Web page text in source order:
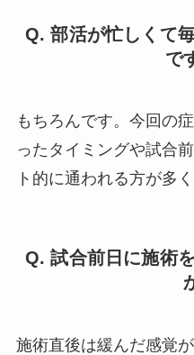
Q. 部活が忙しくて
で
もちろんです。今回の
ったタイミングや試合
ト的に通われる方が多
Q. 試合前日に施術
施術直後は緩んだ感覚